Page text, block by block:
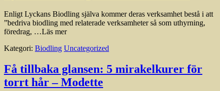
Enligt Lyckans Biodling själva kommer deras verksamhet bestå i att
”bedriva biodling med relaterade verksamheter så som uthyrning,
föredrag, …Läs mer
Kategori: Biodling Uncategorized
Få tillbaka glansen: 5 mirakelkurer för
torrt hår – Modette